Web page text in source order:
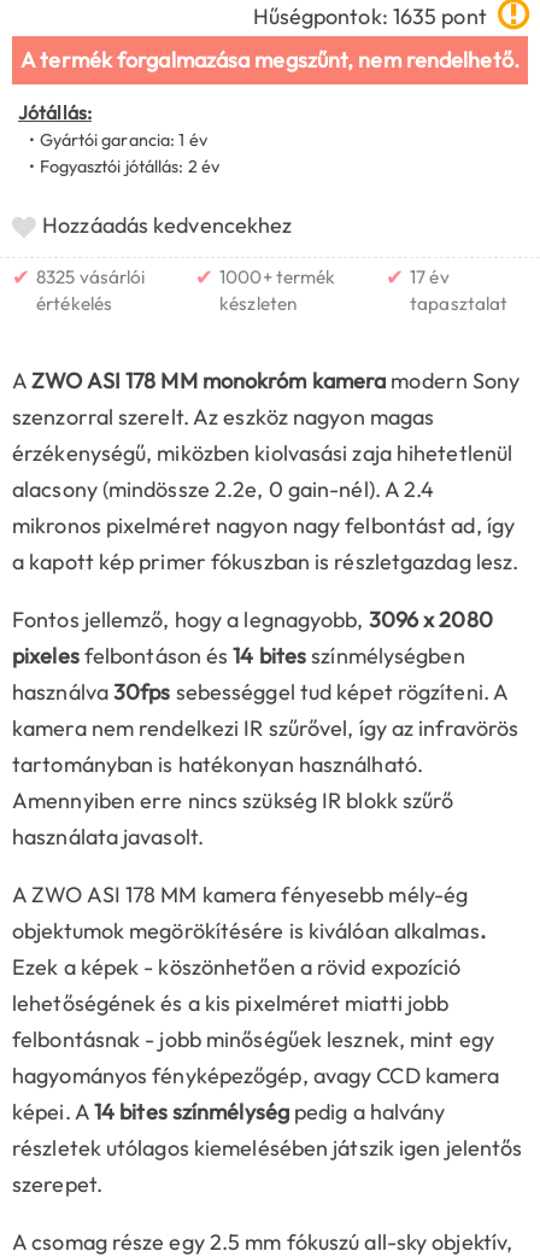
Hűségpontok: 1635 pont
A termék forgalmazása megszűnt, nem rendelhető.
Jótállás:
• Gyártói garancia: 1 év
• Fogyasztói jótállás: 2 év
Hozzáadás kedvencekhez
✔ 8325 vásárlói
értékelés
✔ 1000+ termék
készleten
✔ 17 év
tapasztalat
AZWO ASI 178 MM monokróm kamera modern Sony
szenzorral szerelt. Az eszköz nagyon magas
érzékenységű, miközben kiolvasási zaja hihetetlenül
alacsony (mindössze 2.2e, 0 gain-nél). A 2.4
mikronos pixelméret nagyon nagy felbontást ad, így
a kapott kép primer fókuszban is részletgazdag lesz.
Fontos jellemző, hogy a legnagyobb, 3096 x 2080
pixelesfelbontáson és14 bitesszínmélységben
használva30fps sebességgel tud képet rögzíteni. A
kamera nem rendelkezi IR szűrővel, így az infravörös
tartományban is hatékonyan használható.
Amennyiben erre nincs szükség IR blokk szűrő
használata javasolt.
A ZWO ASI 178 MM kamera fényesebb mély-ég
objektumok megörökítésére is kiválóan alkalmas.
Ezek a képek - köszönhetően a rövid expozíció
lehetőségének és a kis pixelméret miatti jobb
felbontásnak - jobb minőségűek lesznek, mint egy
hagyományos fényképezőgép, avagy CCD kamera
képei. A14 bites színmélységpedig a halvány
részletek utólagos kiemelésében játszik igen jelentős
szerepet.
A csomag része egy 2.5 mm fókuszú all-sky objektív,